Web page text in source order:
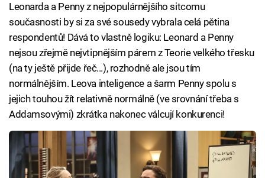
Leonarda a Penny z nejpopulárnějšího sitcomu
současnosti by si za své sousedy vybrala celá pětina
respondentů! Dává to vlastně logiku: Leonard a Penny
nejsou zřejmě nejvtipnějším párem z Teorie velkého třesku
(na ty ještě přijde řeč...), rozhodně ale jsou tím
normálnějším. Leova inteligence a šarm Penny spolu s
jejich touhou žít relativně normálně (ve srovnání třeba s
Addamsovými) zkrátka nakonec válcují konkurenci!